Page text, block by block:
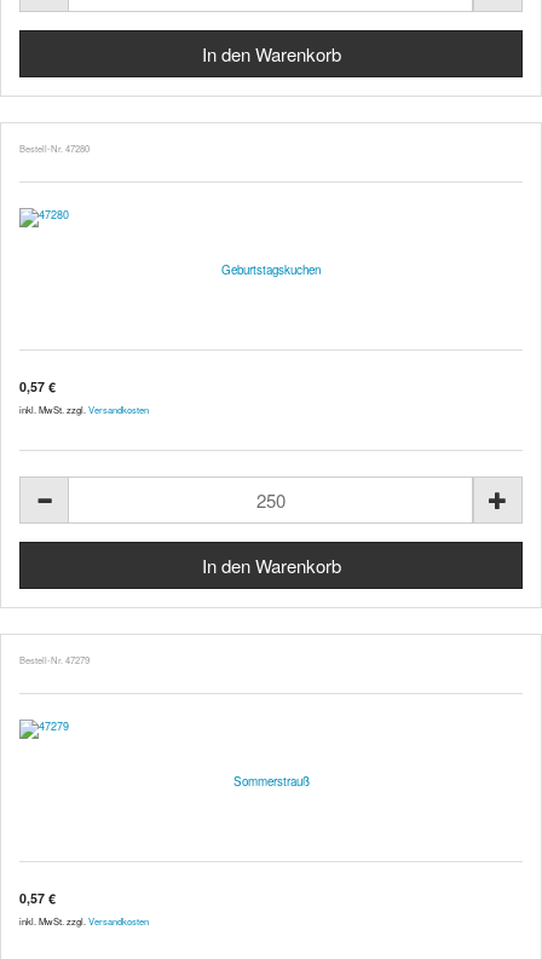
Bestell-Nr. 47280
Geburtstagskuchen
0,57 €
inkl. MwSt. zzgl. Versandkosten
Bestell-Nr. 47279
Sommerstrauß
0,57 €
inkl. MwSt. zzgl. Versandkosten